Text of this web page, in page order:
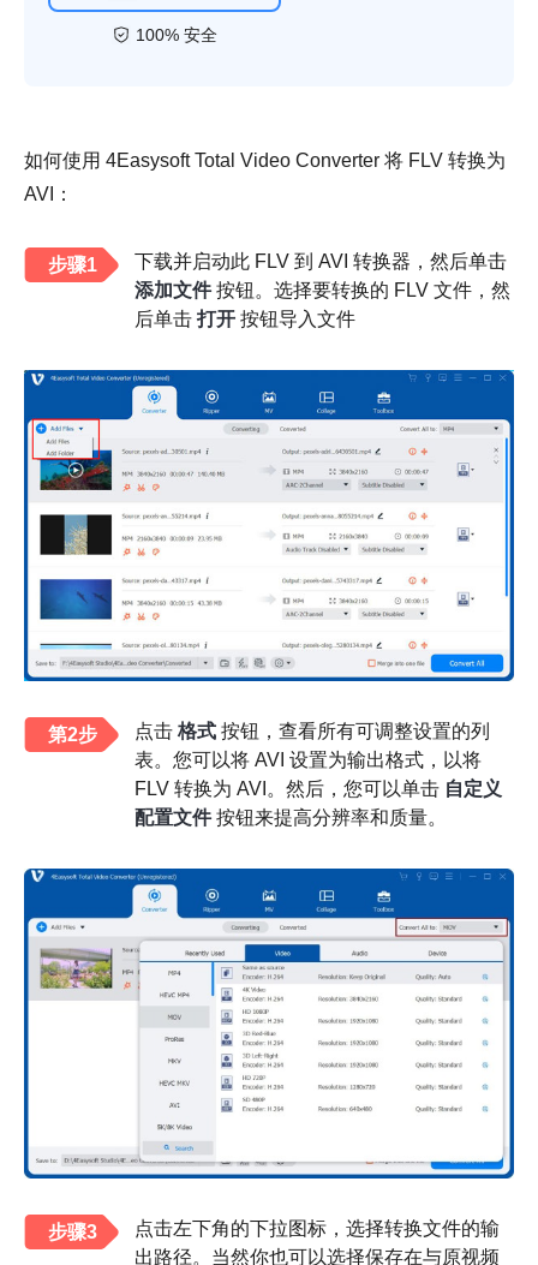
100% 安全
如何使用 4Easysoft Total Video Converter 将 FLV 转换为
AVI：
步骤1
下载并启动此 FLV 到 AVI 转换器，然后单击
添加文件按钮。选择要转换的 FLV 文件，然
后单击 打开 按钮导入文件
第2步 点击 格式 按钮，查看所有可调整设置的列
表。您可以将 AVI 设置为输出格式，以将
FLV 转换为 AVI。然后，您可以单击 自定义
配置文件按钮来提高分辨率和质量。
步骤3
点击左下角的下拉图标，选择转换文件的输
出路径。当然你也可以选择保存在与原视频